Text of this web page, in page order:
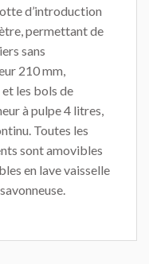
d’introduction
permettant de
sans
210 mm,
les bols de
à pulpe 4 litres,
Toutes les
sont amovibles
en lave vaisselle